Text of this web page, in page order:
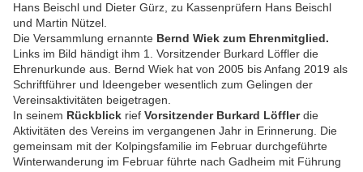
Hans Beischl und Dieter Gürz, zu Kassenprüfern Hans Beischl
und Martin Nützel.
Die Versammlung ernannte Bernd Wiek zum Ehrenmitglied.
Links im Bild händigt ihm 1. Vorsitzender Burkard Löffler die
Ehrenurkunde aus. Bernd Wiek hat von 2005 bis Anfang 2019 als
Schriftführer und Ideengeber wesentlich zum Gelingen der
Vereinsaktivitäten beigetragen.
In seinem Rückblick rief Vorsitzender Burkard Löfflerdie
Aktivitäten des Vereins im vergangenen Jahr in Erinnerung. Die
gemeinsam mit der Kolpingsfamilie im Februar durchgeführte
Winterwanderung im Februar führte nach Gadheim mit Führung